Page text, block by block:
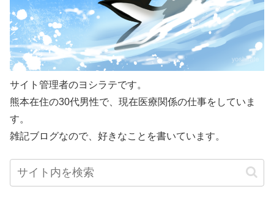
サイト管理者のヨシラテです。
熊本在住の30代男性で、現在医療関係の仕事をしていま
す。
雑記ブログなので、好きなことを書いています。